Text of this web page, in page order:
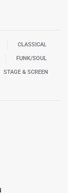
CLASSICAL
FUNK/SOUL
STAGE & SCREEN